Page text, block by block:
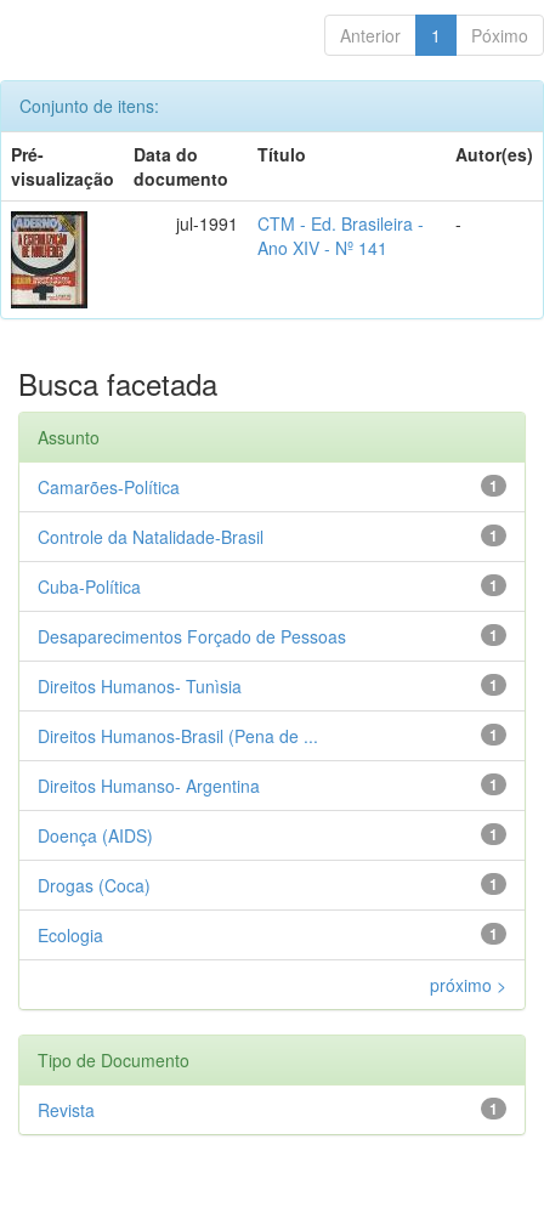
Anterior 1 Póximo
Conjunto de itens:
Pré-
visualização
Data do
documento
Título Autor(es)
jul-1991
CTM - Ed. Brasileira -
Ano XIV - Nº 141
-
Busca facetada
Assunto
1
Camarões-Política
1
Controle da Natalidade-Brasil
1
Cuba-Política
1
Desaparecimentos Forçado de Pessoas
1
Direitos Humanos- Tunìsia
1
Direitos Humanos-Brasil (Pena de ...
1
Direitos Humanso- Argentina
1
Doença (AIDS)
1
Drogas (Coca)
1
Ecologia
próximo >
Tipo de Documento
1
Revista